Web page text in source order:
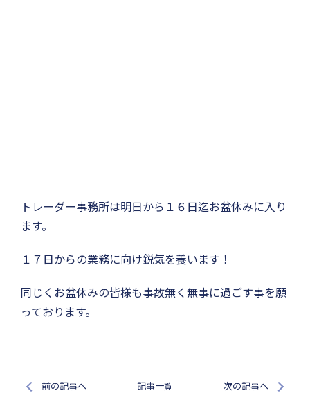
トレーダー事務所は明日から１６日迄お盆休みに入り
ます。
１７日からの業務に向け鋭気を養います！
同じくお盆休みの皆様も事故無く無事に過ごす事を願
っております。
前の記事へ 記事一覧 次の記事へ